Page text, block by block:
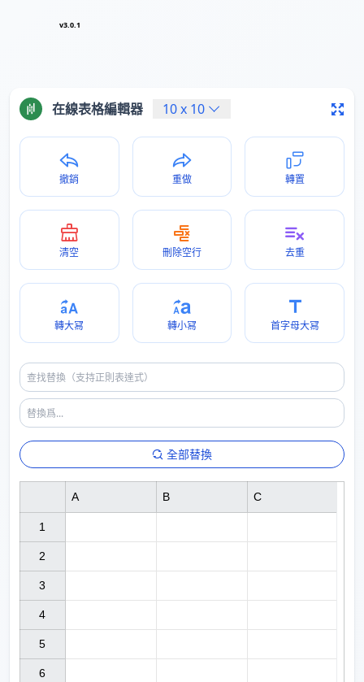
v3.0.1
在線表格編輯器 10x 10
撤銷 重做 轉置
清空 刪除空行 去重
轉大冩 轉小冩 首字母大冩
全部替換
1
2
3
4
5
6
A B C